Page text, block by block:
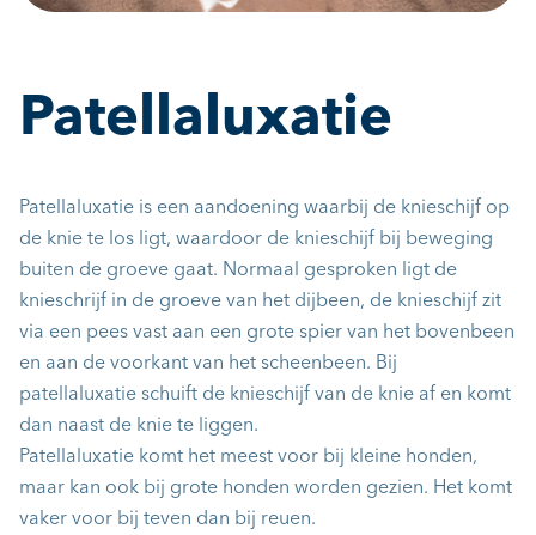
Patellaluxatie
Patellaluxatie is een aandoening waarbij de knieschijf op
de knie te los ligt, waardoor de knieschijf bij beweging
buiten de groeve gaat. Normaal gesproken ligt de
knieschrijf in de groeve van het dijbeen, de knieschijf zit
via een pees vast aan een grote spier van het bovenbeen
en aan de voorkant van het scheenbeen. Bij
patellaluxatie schuift de knieschijf van de knie af en komt
dan naast de knie te liggen.
Patellaluxatie komt het meest voor bij kleine honden,
maar kan ook bij grote honden worden gezien. Het komt
vaker voor bij teven dan bij reuen.